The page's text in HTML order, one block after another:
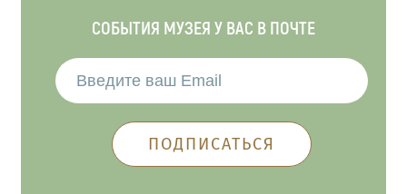
СОБЫТИЯ МУЗЕЯ У ВАС В ПОЧТЕ